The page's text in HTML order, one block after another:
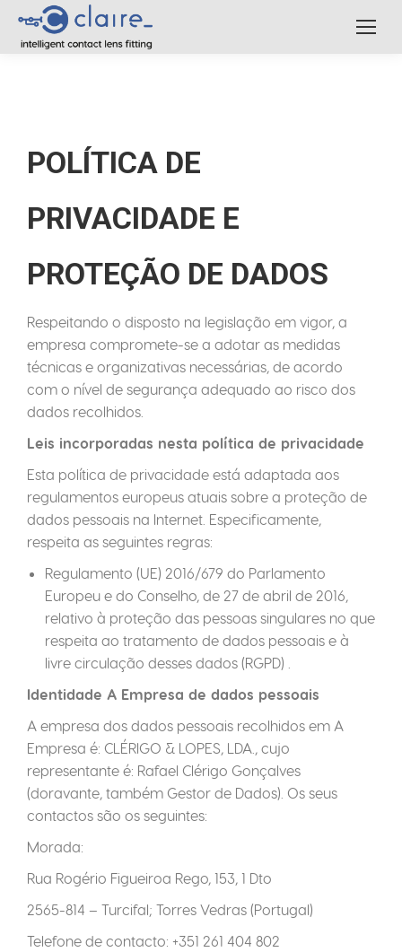
POLÍTICA DE
PRIVACIDADE E
PROTEÇÃO DE DADOS
Respeitando o disposto na legislação em vigor, a
empresa compromete-se a adotar as medidas
técnicas e organizativas necessárias, de acordo
com o nível de segurança adequado ao risco dos
dados recolhidos.
Leis incorporadas nesta política de privacidade
Esta política de privacidade está adaptada aos
regulamentos europeus atuais sobre a proteção de
dados pessoais na Internet. Especificamente,
respeita as seguintes regras:
Regulamento (UE) 2016/679 do Parlamento
Europeu e do Conselho, de 27 de abril de 2016,
relativo à proteção das pessoas singulares no que
respeita ao tratamento de dados pessoais e à
livre circulação desses dados (RGPD) .
Identidade A Empresa de dados pessoais
A empresa dos dados pessoais recolhidos em A
Empresa é: CLÉRIGO & LOPES, LDA., cujo
representante é: Rafael Clérigo Gonçalves
(doravante, também Gestor de Dados). Os seus
contactos são os seguintes:
Morada:
Rua Rogério Figueiroa Rego, 153, 1 Dto
2565-814 – Turcifal; Torres Vedras (Portugal)
Telefone de contacto: +351 261 404 802